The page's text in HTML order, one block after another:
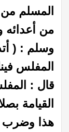
المسلم من
من أعدائه
وسلم : (
المفلس
قال :
القيامة
هذا وضرب